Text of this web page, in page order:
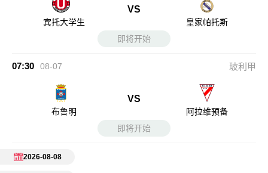
宾托大学生
VS
皇家帕托斯
即将开始
07:30 08-07 玻利甲
布鲁明
VS
阿拉维预备
即将开始
2026-08-08